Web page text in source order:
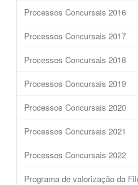
Processos Concursais 2016
Processos Concursais 2017
Processos Concursais 2018
Processos Concursais 2019
Processos Concursais 2020
Processos Concursais 2021
Processos Concursais 2022
Programa de valorização da